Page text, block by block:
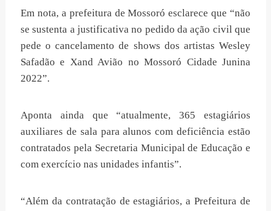
Em nota, a prefeitura de Mossoró esclarece que “não
se sustenta a justificativa no pedido da ação civil que
pede o cancelamento de shows dos artistas Wesley
Safadão e Xand Avião no Mossoró Cidade Junina
2022”.
Aponta ainda que “atualmente, 365 estagiários
auxiliares de sala para alunos com deficiência estão
contratados pela Secretaria Municipal de Educação e
com exercício nas unidades infantis”.
“Além da contratação de estagiários, a Prefeitura de